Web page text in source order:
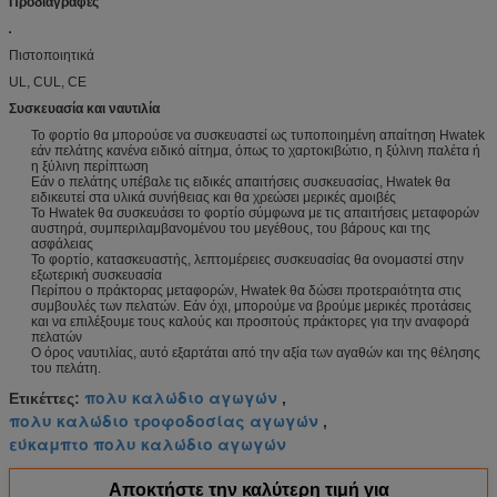
Πιστοποιητικά
UL, CUL, CE
Συσκευασία και ναυτιλία
Το φορτίο θα μπορούσε να συσκευαστεί ως τυποποιημένη απαίτηση Hwatek
εάν πελάτης κανένα ειδικό αίτημα, όπως το χαρτοκιβώτιο, η ξύλινη παλέτα ή
η ξύλινη περίπτωση
Εάν ο πελάτης υπέβαλε τις ειδικές απαιτήσεις συσκευασίας, Hwatek θα
ειδικευτεί στα υλικά συνήθειας και θα χρεώσει μερικές αμοιβές
Το Hwatek θα συσκευάσει το φορτίο σύμφωνα με τις απαιτήσεις μεταφορών
αυστηρά, συμπεριλαμβανομένου του μεγέθους, του βάρους και της
ασφάλειας
Το φορτίο, κατασκευαστής, λεπτομέρειες συσκευασίας θα ονομαστεί στην
εξωτερική συσκευασία
Περίπου ο πράκτορας μεταφορών, Hwatek θα δώσει προτεραιότητα στις
συμβουλές των πελατών. Εάν όχι, μπορούμε να βρούμε μερικές προτάσεις
και να επιλέξουμε τους καλούς και προσιτούς πράκτορες για την αναφορά
πελατών
Ο όρος ναυτιλίας, αυτό εξαρτάται από την αξία των αγαθών και της θέλησης
του πελάτη.
Ετικέττες: πολυ καλώδιο αγωγών ,
πολυ καλώδιο τροφοδοσίας αγωγών ,
εύκαμπτο πολυ καλώδιο αγωγών
Αποκτήστε την καλύτερη τιμή για